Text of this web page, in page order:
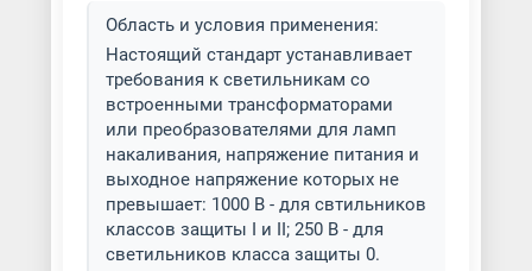
Область и условия применения:
Настоящий стандарт устанавливает
требования к светильникам со
встроенными трансформаторами
или преобразователями для ламп
накаливания, напряжение питания и
выходное напряжение которых не
превышает: 1000 В - для свтильников
классов защиты I и II; 250 В - для
светильников класса защиты 0.